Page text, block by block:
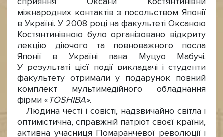
міжнародних контактів з посольством Японії
в Україні. У 2008 році на факультеті Оксаною
Костянтинівною було організовано відкриту
лекцію діючого та повноважного посла
Японії в Україні пана Муцуо Мабучі.
У результаті цієї події викладачі і студенти
факультету отримали у подарунок повний
комплект мультимедійного обладнання
фірми «TOSHIBA».
Людина честі і совісті, надзвичайно світла і
оптимістична, справжній патріот своєї країни,
активна учасниця Помаранчевої революції і